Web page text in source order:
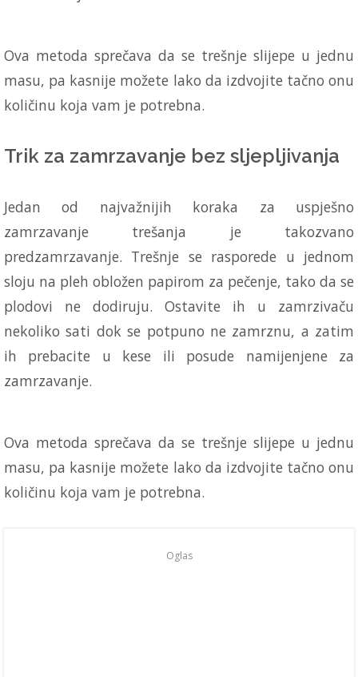
Ova metoda sprečava da se trešnje slijepe u jednu
masu, pa kasnije možete lako da izdvojite tačno onu
količinu koja vam je potrebna.
Trik za zamrzavanje bez sljepljivanja
Jedan od najvažnijih koraka za uspješno
zamrzavanje trešanja je takozvano
predzamrzavanje. Trešnje se rasporede u jednom
sloju na pleh obložen papirom za pečenje, tako da se
plodovi ne dodiruju. Ostavite ih u zamrzivaču
nekoliko sati dok se potpuno ne zamrznu, a zatim
ih prebacite u kese ili posude namijenjene za
zamrzavanje.
Ova metoda sprečava da se trešnje slijepe u jednu
masu, pa kasnije možete lako da izdvojite tačno onu
količinu koja vam je potrebna.
Oglas